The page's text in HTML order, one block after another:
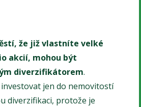
že již vlastníte velké
akcií, mohou být
diverzifikátorem.
jen do nemovitostí
diverzifikaci, protože je